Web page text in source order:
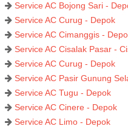
Service AC Bojong Sari -
Service AC Curug - Depok
Service AC Cimanggis -
Service AC Cisalak Pasar -
Service AC Curug - Depok
Service AC Pasir Gunung
Service AC Tugu - Depok
Service AC Cinere - Depok
Service AC Limo - Depok